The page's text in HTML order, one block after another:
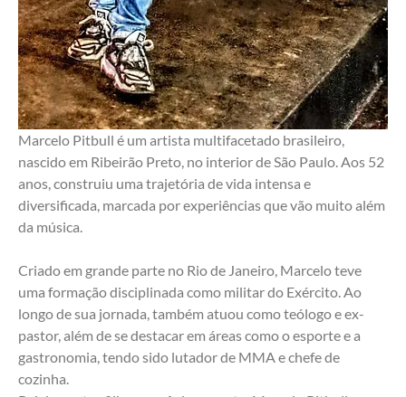
Marcelo Pitbull é um artista multifacetado brasileiro,
nascido em Ribeirão Preto, no interior de São Paulo. Aos 52
anos, construiu uma trajetória de vida intensa e
diversificada, marcada por experiências que vão muito além
da música.
Criado em grande parte no Rio de Janeiro, Marcelo teve
uma formação disciplinada como militar do Exército. Ao
longo de sua jornada, também atuou como teólogo e ex-
pastor, além de se destacar em áreas como o esporte e a
gastronomia, tendo sido lutador de MMA e chefe de
cozinha.